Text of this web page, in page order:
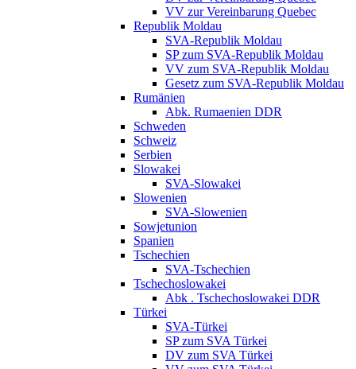
VV zur Vereinbarung Quebec
Republik Moldau
SVA-Republik Moldau
SP zum SVA-Republik Moldau
VV zum SVA-Republik Moldau
Gesetz zum SVA-Republik Moldau
Rumänien
Abk. Rumaenien DDR
Schweden
Schweiz
Serbien
Slowakei
SVA-Slowakei
Slowenien
SVA-Slowenien
Sowjetunion
Spanien
Tschechien
SVA-Tschechien
Tschechoslowakei
Abk . Tschechoslowakei DDR
Türkei
SVA-Türkei
SP zum SVA Türkei
DV zum SVA Türkei